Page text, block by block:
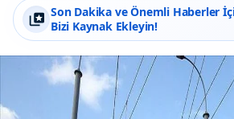
Son Dakika ve Önemli Haberler
Bizi Kaynak Ekleyin!